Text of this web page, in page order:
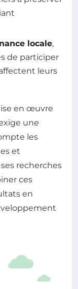
locale,
de participer
leurs
en œuvre
une
les
et
recherches
ces
en